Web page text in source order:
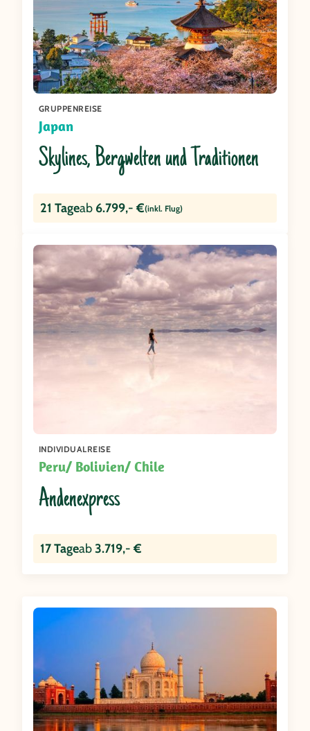
GRUPPENREISE
Japan
Skylines, Bergwelten und Traditionen
21 Tageab6.799,- €(inkl. Flug)
INDIVIDUALREISE
Peru/ Bolivien/ Chile
Andenexpress
17 Tageab3.719,- €